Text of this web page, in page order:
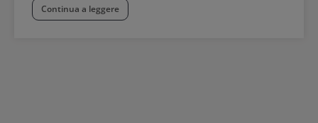
Continua a leggere